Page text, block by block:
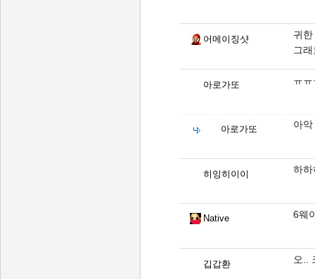
어메이징샷
귀
그
아로가또 ㅠ
아로가또 아
히잉히이이 하하
Native 6웨
깁갑환 오..